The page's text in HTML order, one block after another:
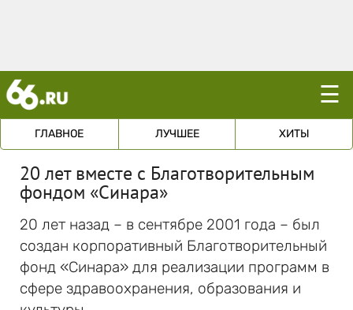
☰
ГЛАВНОЕ ЛУЧШЕЕ ХИТЫ
20 лет вместе с Благотворительным
фондом «Синара»
20 лет назад – в сентябре 2001 года – был
создан корпоративный Благотворительный
фонд «Синара» для реализации программ в
сфере здравоохранения, образования и